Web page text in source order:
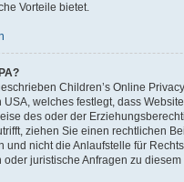
Vorteile bietet.
Children’s Online
USA, welches festlegt, dass
des oder der
ziehen Sie einen rechtlichen
und nicht die Anlaufstelle für
oder juristische Anfragen zu